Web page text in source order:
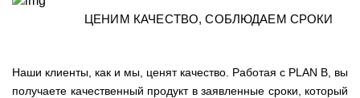
ЦЕНИМ КАЧЕСТВО, СОБЛЮДАЕМ СРОКИ
Наши клиенты, как и мы, ценят качество. Работая с PLAN B , вы
получаете качественный продукт в заявленные сроки, который